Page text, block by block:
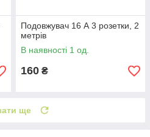
Подовжувач 16 А 3 розетки, 2
метрів
В наявності 1 од.
160 ₴
ще